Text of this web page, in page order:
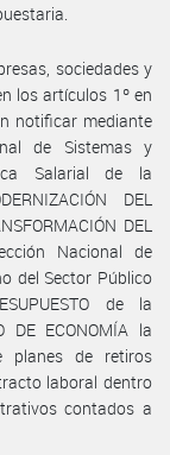
sociedades y
los artículos 1º en
notificar mediante
de Sistemas y
Salarial de la
DEL
DEL
Nacional de
del Sector Público
de la
DE ECONOMÍA la
planes de retiros
laboral dentro
contados a